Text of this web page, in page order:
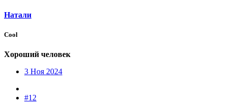
Натали
Cool
Хороший человек
3 Ноя 2024
#12